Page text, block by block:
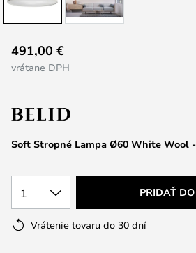
na
začiatok
obrázkov
Soft Stropné Lampa Ø60 White Wool
491,00 €
vrátane DPH
1 PRIDAŤ
Vrátenie tovaru do 30 dní